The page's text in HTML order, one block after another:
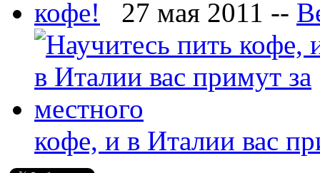
27 мая 2011 --
кофе, и в Италии вас